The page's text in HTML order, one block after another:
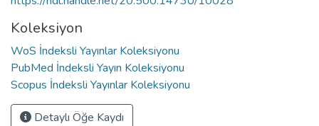
Koleksiyon
WoS İndeksli Yayınlar Koleksiyonu
PubMed İndeksli Yayın Koleksiyonu
Scopus İndeksli Yayınlar Koleksiyonu
Detaylı Öğe Kaydı